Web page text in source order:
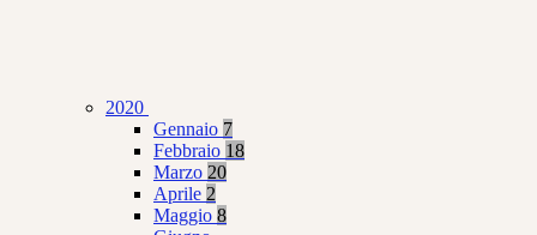
2020
Gennaio 7
Febbraio 18
Marzo 20
Aprile 2
Maggio 8